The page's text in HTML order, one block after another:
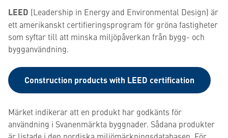
LEED (Leadership in Energy and Environmental Design) är
ett amerikanskt certifieringsprogram för gröna fastigheter
som syftar till att minska miljöpåverkan från bygg- och
bygganvändning.
Construction products with LEED certification
Märket indikerar att en produkt har godkänts för
användning i Svanenmärkta byggnader. Sådana produkter